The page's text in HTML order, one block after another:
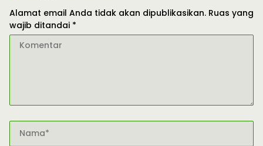
Alamat email Anda tidak akan dipublikasikan. Ruas yang
wajib ditandai *